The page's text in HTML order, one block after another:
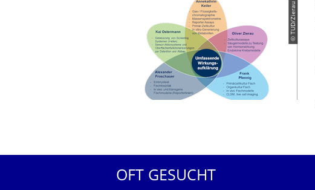
© TUD/Zierau
OFT GESUCHT